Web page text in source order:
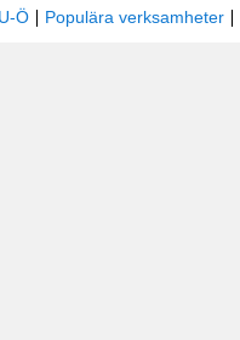
U-Ö Populära verksamheter